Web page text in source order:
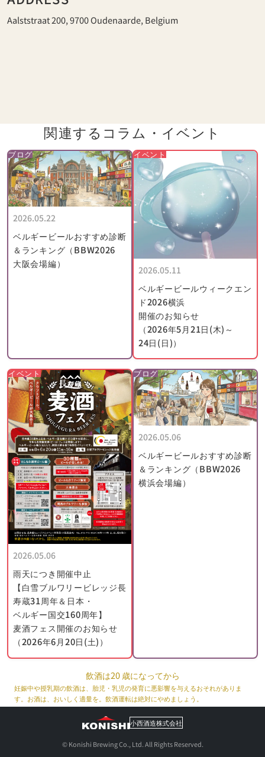
Aalststraat 200, 9700 Oudenaarde, Belgium
関連するコラム・ イベント
ブログ
2026.05.22
ベルギービールおすすめ診断
＆ランキング（BBW2026
大阪会場編）
イベント
2026.05.11
ベルギービールウィークエン
ド2026横浜
開催のお知らせ
（2026年5月21日(木)～
24日(日)）
イベント
2026.05.06
雨天につき開催中止
【白雪ブルワリービレッジ長
寿蔵31周年＆日本・
ベルギー国交160周年】
麦酒フェス開催のお知らせ
（2026年6月20日(土)）
ブログ
2026.05.06
ベルギービールおすすめ診断
＆ランキング（BBW2026
横浜会場編）
飲酒は20 歳になってから
妊娠中や授乳期の飲酒は、胎児・乳児の発育に悪影響を与えるおそれがありま
す。お酒は、おいしく適量を。飲酒運転は絶対にやめましょう。
小西酒造株式会社
© Konishi Brewing Co., Ltd. All Rights Reserved.